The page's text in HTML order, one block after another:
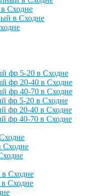
Сходне
в Сходне
фр 5-20 в Сходне
фр 20-40 в Сходне
фр 40-70 в Сходне
фр 5-20 в Сходне
фр 20-40 в Сходне
фр 40-70 в Сходне
Сходне
Сходне
Сходне